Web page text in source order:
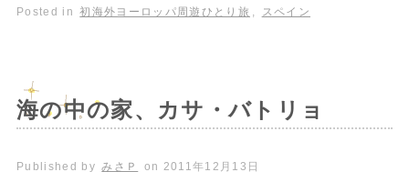
Posted in 初海外ヨーロッパ周遊ひとり旅 , スペイン
海の中の家、カサ・バトリョ
Published by みさＰ on 2011年12月13日